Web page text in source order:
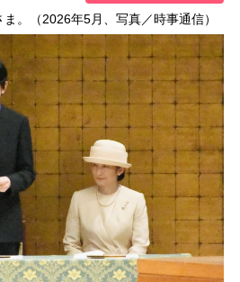
。（2026年5月、写真／時事通信）